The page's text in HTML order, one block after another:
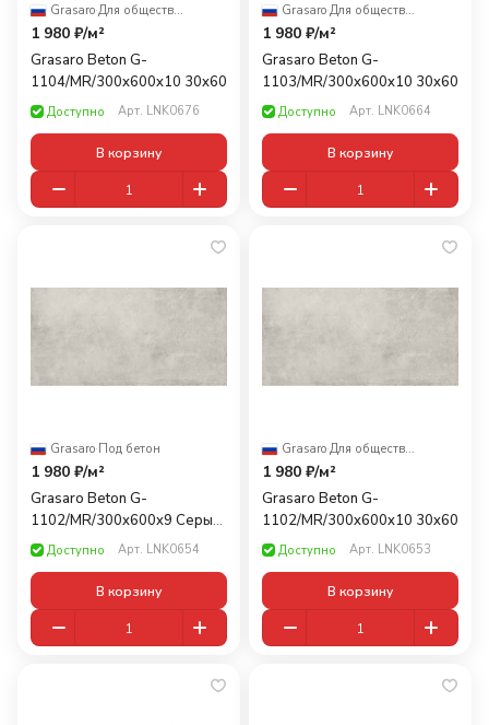
Grasaro· Для общественных помещений
1 980 ₽/м²
Grasaro Beton G-
1104/MR/300x600x10 30x60
Доступно Арт. LNK0676
В корзину
Grasaro· Для общественных помещений
1 980 ₽/м²
Grasaro Beton G-
1103/MR/300x600x10 30x60
Доступно Арт. LNK0664
В корзину
Grasaro·Под бетон
1 980 ₽/м²
Grasaro Beton G-
1102/MR/300x600x9 Серый
30x60Доступно Арт. LNK0654
В корзину
Grasaro· Для общественных помещений
1 980 ₽/м²
Grasaro Beton G-
1102/MR/300x600x10 30x60
Доступно Арт. LNK0653
В корзину